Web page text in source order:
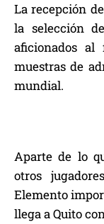
La recepción
la selección
aficionados al
muestras de
mundial.
Aparte de lo
otros
Elemento
llega a Quito